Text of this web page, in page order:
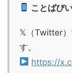
ことばび
𝕏（Twitter）
す。
https://